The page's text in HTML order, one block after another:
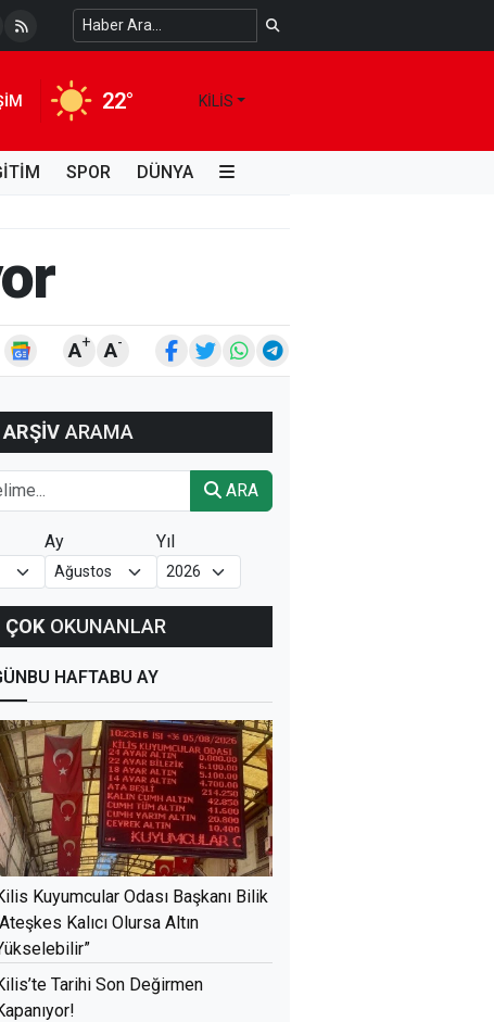
22° KILIS
SPOR DÜNYA
A+ A-
ARŞİV ARAMA
ARA
Ay Yıl
ÇOK OKUNANLAR
BU HAFTABU AY
Kuyumcular Odası Başkanı Bilik
Kalıcı Olursa Altın
Tarihi Son Değirmen